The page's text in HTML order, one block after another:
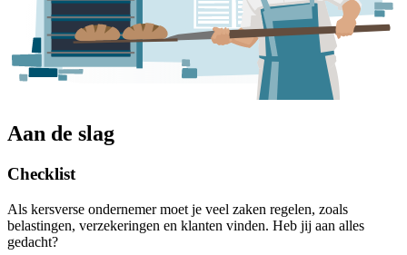
Aan de slag
Checklist
Als kersverse ondernemer moet je veel zaken regelen, zoals
belastingen, verzekeringen en klanten vinden. Heb jij aan alles
gedacht?